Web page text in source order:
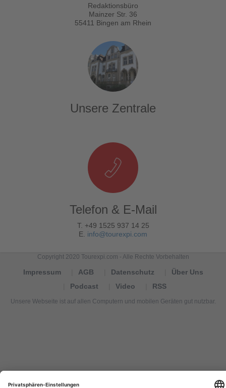
Redaktionsbüro
Mainzer Str. 36
55411 Bingen am Rhein
Unsere Zentrale
Telefon & E-Mail
T. +49 1525 937 14 25
E. info@tourexpi.com
Copyright 2020 Tourexpi.com - Alle Rechte Vorbehalten
Impressum AGB Datenschutz
Über Uns
Podcast
Video RSS
Unsere Webseite ist auf allen Computern und mobilen Geräten gut nutzbar.
noticias
de